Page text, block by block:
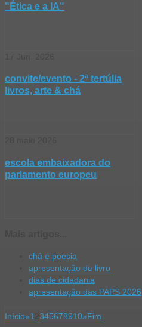
"Ética e a IA"
convite/evento - 2ª tertúlia
livros, arte & chá
escola embaixadora do
parlamento europeu
chá e poesia
apresentação de livro
dias de cidadania
apresentação das PAPS 2026
Início«1 345678910»Fim